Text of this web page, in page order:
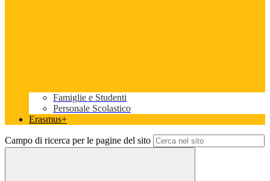
Famiglie e Studenti
Personale Scolastico
Erasmus+
Campo di ricerca per le pagine del sito